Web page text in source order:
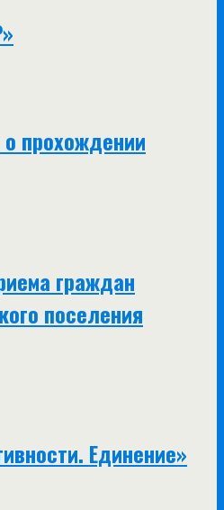
прохождении
граждан
поселения
Единение»